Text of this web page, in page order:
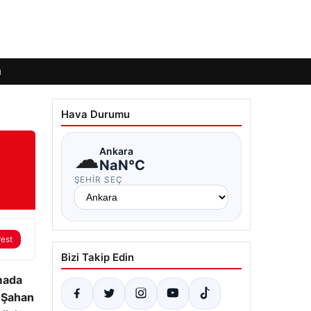
Hava Durumu
☁Ankara
NaN°C
ŞEHIR SEÇ
Bizi Takip Edin